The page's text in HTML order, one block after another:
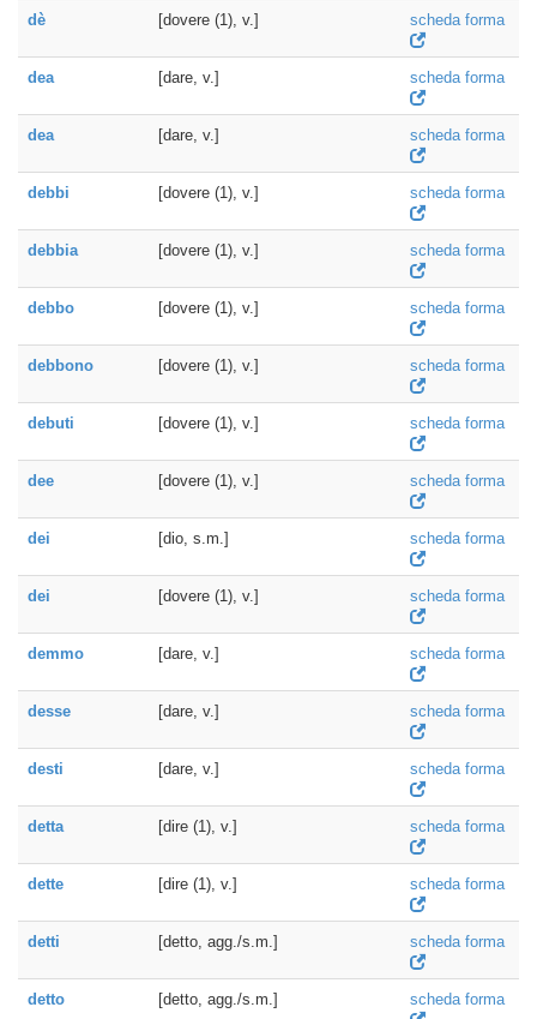
dè [dovere (1), v.] scheda forma
dea [dare, v.] scheda forma
dea [dare, v.] scheda forma
debbi [dovere (1), v.] scheda forma
debbia [dovere (1), v.] scheda forma
debbo [dovere (1), v.] scheda forma
debbono [dovere (1), v.] scheda forma
debuti [dovere (1), v.] scheda forma
dee [dovere (1), v.] scheda forma
dei [dio, s.m.] scheda forma
dei [dovere (1), v.] scheda forma
demmo [dare, v.] scheda forma
desse [dare, v.] scheda forma
desti [dare, v.] scheda forma
detta [dire (1), v.] scheda forma
dette [dire (1), v.] scheda forma
detti [detto, agg./s.m.] scheda forma
detto [detto, agg./s.m.] scheda forma